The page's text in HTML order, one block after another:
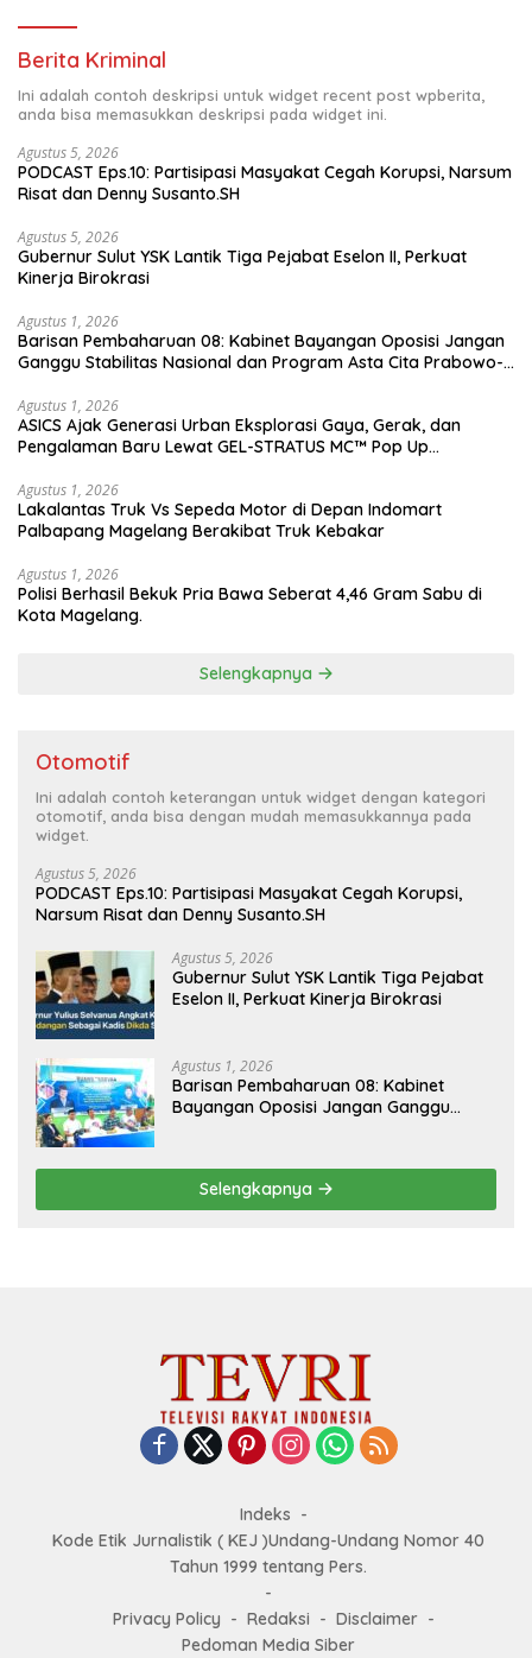
Berita Kriminal
Ini adalah contoh deskripsi untuk widget recent post wpberita,
anda bisa memasukkan deskripsi pada widget ini.
Agustus 5, 2026
PODCAST Eps.10: Partisipasi Masyakat Cegah Korupsi, Narsum
Risat dan Denny Susanto.SH
Agustus 5, 2026
Gubernur Sulut YSK Lantik Tiga Pejabat Eselon II, Perkuat
Kinerja Birokrasi
Agustus 1, 2026
Barisan Pembaharuan 08: Kabinet Bayangan Oposisi Jangan
Ganggu Stabilitas Nasional dan Program Asta Cita Prabowo-
Agustus 1, 2026
ASICS Ajak Generasi Urban Eksplorasi Gaya, Gerak, dan
Pengalaman Baru Lewat GEL-STRATUS MC™ Pop Up
Agustus 1, 2026
Lakalantas Truk Vs Sepeda Motor di Depan Indomart
Palbapang Magelang Berakibat Truk Kebakar
Agustus 1, 2026
Polisi Berhasil Bekuk Pria Bawa Seberat 4,46 Gram Sabu di
Kota Magelang.
Selengkapnya
Otomotif
Ini adalah contoh keterangan untuk widget dengan kategori
otomotif, anda bisa dengan mudah memasukkannya pada
widget.
Agustus 5, 2026
PODCAST Eps.10: Partisipasi Masyakat Cegah Korupsi,
Narsum Risat dan Denny Susanto.SH
Agustus 5, 2026
Gubernur Sulut YSK Lantik Tiga Pejabat
Eselon II, Perkuat Kinerja Birokrasi
Agustus 1, 2026
Barisan Pembaharuan 08: Kabinet
Bayangan Oposisi Jangan Ganggu
Selengkapnya
Indeks
Kode Etik Jurnalistik ( KEJ )Undang-Undang Nomor 40
Tahun 1999 tentang Pers.
Privacy Policy Redaksi
Disclaimer
Pedoman Media Siber